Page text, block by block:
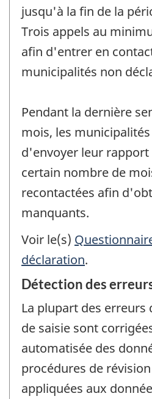
jusqu'à la fin de la
Trois appels au
afin d'entrer en
municipalités non
Pendant la dernière
mois, les
d'envoyer leur
certain nombre de
recontactées afin
manquants.
Voir le(s)
déclaration.
Détection des
La plupart des erreurs
de saisie sont
automatisée des
procédures de
appliquées aux